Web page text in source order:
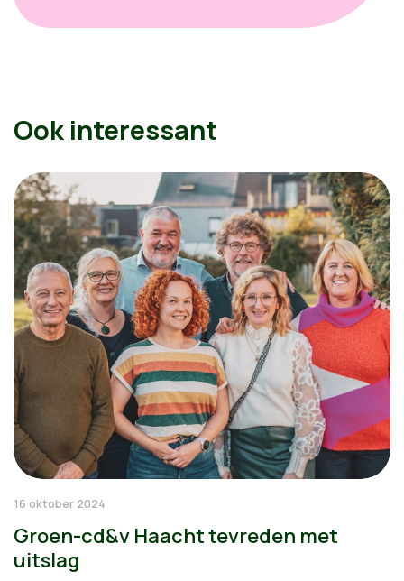
Ook interessant
16 oktober 2024
Groen-cd&v Haacht tevreden met
uitslag